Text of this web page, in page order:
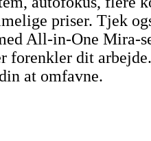
priser. Tjek
All-in-One
dit
at omfavne.